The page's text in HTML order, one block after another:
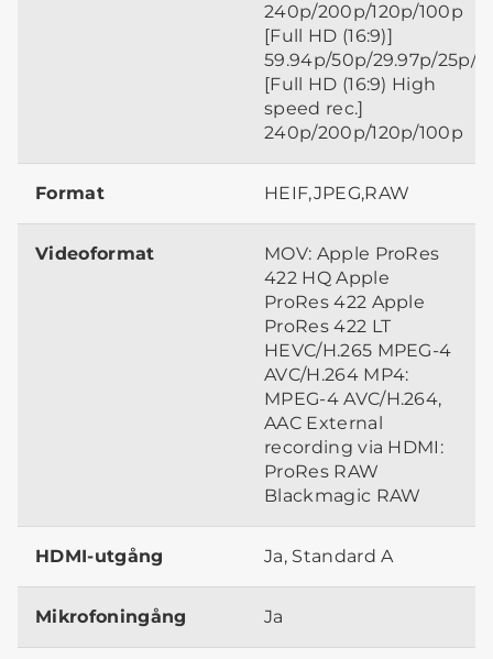
240p/200p/120p/100p
[Full HD (16:9)]
59.94p/50p/29.97p/25p/
[Full HD (16:9) High
speed rec.]
240p/200p/120p/100p
Format HEIF,JPEG,RAW
Videoformat
MOV: Apple ProRes
422 HQ Apple
ProRes 422 Apple
ProRes 422 LT
HEVC/H.265 MPEG-4
AVC/H.264 MP4:
MPEG-4 AVC/H.264,
AAC External
recording via HDMI:
ProRes RAW
Blackmagic RAW
HDMI-utgång Ja, Standard A
Mikrofoningång Ja